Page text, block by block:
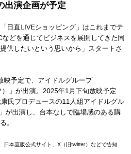
出演企画が予定
日直LIVEショッピング」はこれまでテ
どを通じてビジネスを展開してきた同
供したいという思いから」スタートさ
映予定で、アイドルグループ
）」が出演。2025年1月下旬放映予定
氏プロデュースの11人組アイドルグル
が出演し、台本なしで臨場感のある購
。
本直販公式サイト、X（旧twitter）などで告知